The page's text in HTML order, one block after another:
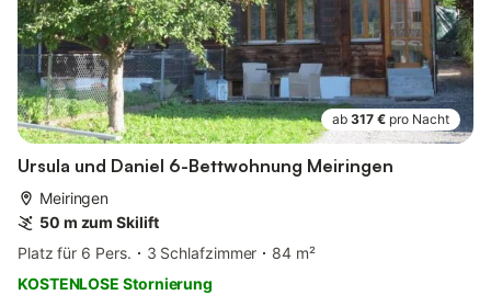
ab 317 € pro Nacht
Ursula und Daniel 6-Bettwohnung Meiringen
Meiringen
50 m zum Skilift
Platz für 6 Pers.
3 Schlafzimmer
84 m²
KOSTENLOSE Stornierung